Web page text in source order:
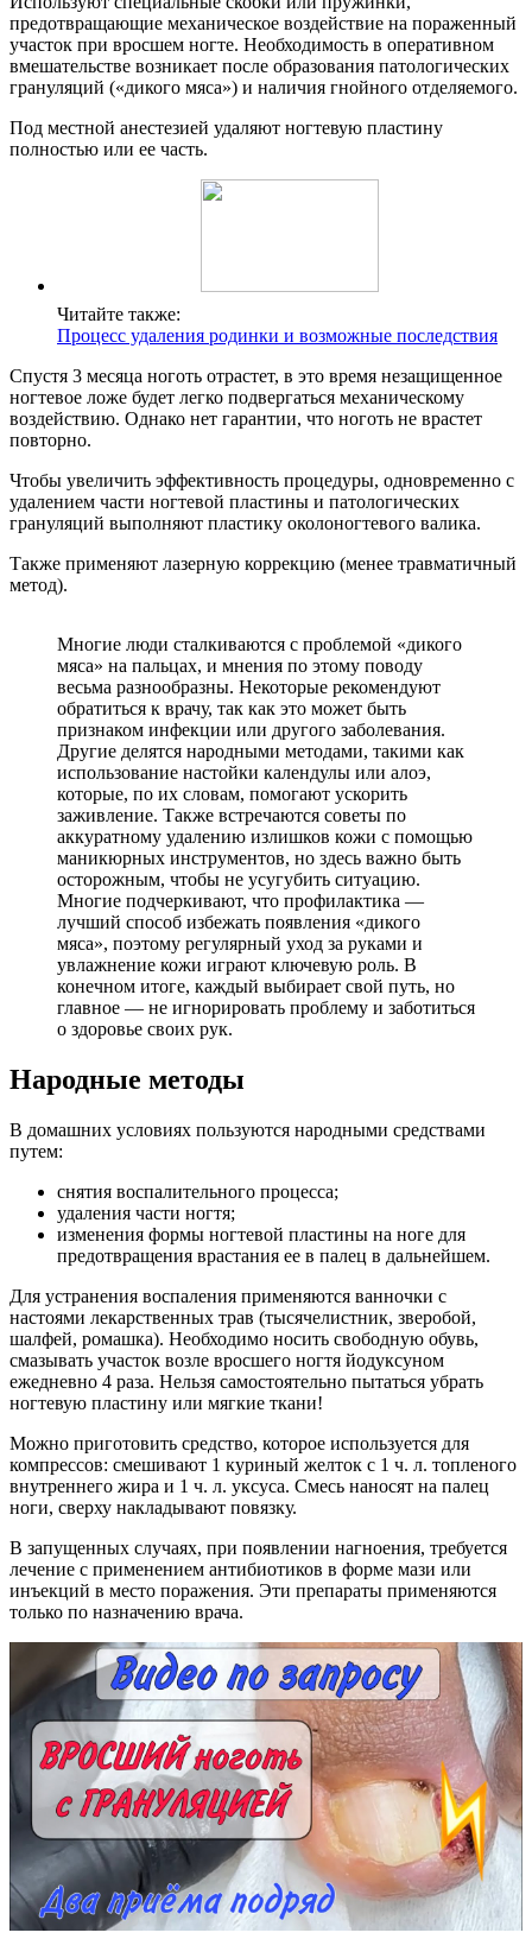
предотвращающие механическое воздействие на пораженный
участок при вросшем ногте. Необходимость в оперативном
вмешательстве возникает после образования патологических
грануляций («дикого мяса») и наличия гнойного отделяемого.
Под местной анестезией удаляют ногтевую пластину
полностью или ее часть.
Читайте также:
Процесс удаления родинки и возможные последствия
Спустя 3 месяца ноготь отрастет, в это время незащищенное
ногтевое ложе будет легко подвергаться механическому
воздействию. Однако нет гарантии, что ноготь не врастет
повторно.
Чтобы увеличить эффективность процедуры, одновременно с
удалением части ногтевой пластины и патологических
грануляций выполняют пластику околоногтевого валика.
Также применяют лазерную коррекцию (менее травматичный
метод).
Многие люди сталкиваются с проблемой «дикого
мяса» на пальцах, и мнения по этому поводу
весьма разнообразны. Некоторые рекомендуют
обратиться к врачу, так как это может быть
признаком инфекции или другого заболевания.
Другие делятся народными методами, такими как
использование настойки календулы или алоэ,
которые, по их словам, помогают ускорить
заживление. Также встречаются советы по
аккуратному удалению излишков кожи с помощью
маникюрных инструментов, но здесь важно быть
осторожным, чтобы не усугубить ситуацию.
Многие подчеркивают, что профилактика —
лучший способ избежать появления «дикого
мяса», поэтому регулярный уход за руками и
увлажнение кожи играют ключевую роль. В
конечном итоге, каждый выбирает свой путь, но
главное — не игнорировать проблему и заботиться
о здоровье своих рук.
Народные методы
В домашних условиях пользуются народными средствами
путем:
снятия воспалительного процесса;
удаления части ногтя;
изменения формы ногтевой пластины на ноге для
предотвращения врастания ее в палец в дальнейшем.
Для устранения воспаления применяются ванночки с
настоями лекарственных трав (тысячелистник, зверобой,
шалфей, ромашка). Необходимо носить свободную обувь,
смазывать участок возле вросшего ногтя йодуксуном
ежедневно 4 раза. Нельзя самостоятельно пытаться убрать
ногтевую пластину или мягкие ткани!
Можно приготовить средство, которое используется для
компрессов: смешивают 1 куриный желток с 1 ч. л. топленого
внутреннего жира и 1 ч. л. уксуса. Смесь наносят на палец
ноги, сверху накладывают повязку.
В запущенных случаях, при появлении нагноения, требуется
лечение с применением антибиотиков в форме мази или
инъекций в место поражения. Эти препараты применяются
только по назначению врача.